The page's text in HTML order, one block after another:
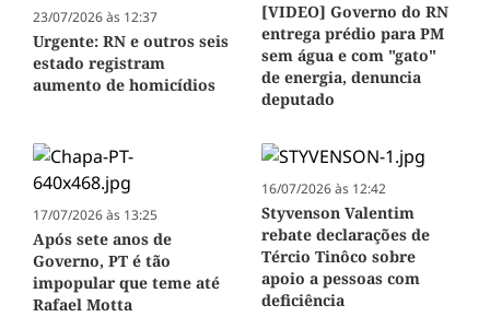
23/07/2026 às 12:37
Urgente: RN e outros seis
estado registram
aumento de homicídios
[VIDEO] Governo do RN
entrega prédio para PM
sem água e com "gato"
de energia, denuncia
deputado
17/07/2026 às 13:25
Após sete anos de
Governo, PT é tão
impopular que teme até
Rafael Motta
16/07/2026 às 12:42
Styvenson Valentim
rebate declarações de
Tércio Tinôco sobre
apoio a pessoas com
deficiência